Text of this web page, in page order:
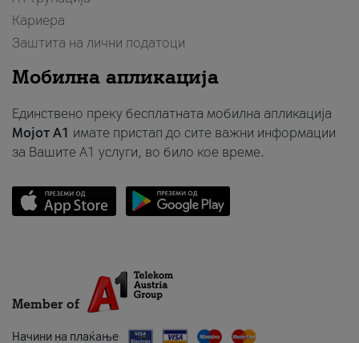
Кариера
Заштита на лични податоци
Мобилна апликација
Единствено преку бесплатната мобилна апликација
Мојот A1 имате пристап до сите важни информации
за Вашите A1 услуги, во било кое време.
Member of
Начини на плаќање